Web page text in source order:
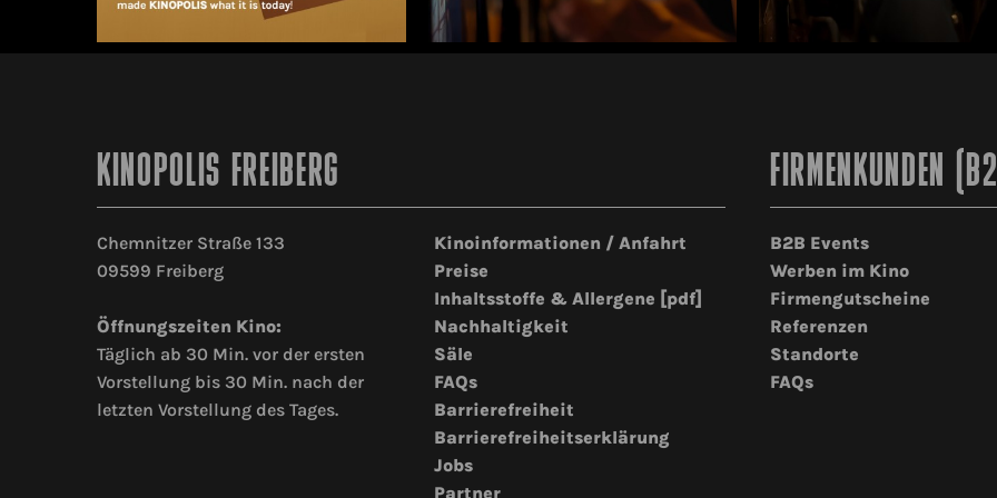
KINOPOLIS FREIBERG
Chemnitzer Straße 133
09599 Freiberg
Öffnungszeiten Kino:
Täglich ab 30 Min. vor der ersten
Vorstellung bis 30 Min. nach der
letzten Vorstellung des Tages.
Kinoinformationen / Anfahrt
Preise
Inhaltsstoffe & Allergene [pdf]
Nachhaltigkeit
Säle
FAQs
Barrierefreiheit
Barrierefreiheitserklärung
Jobs
Partner
FIRMENKUNDEN
B2B Events
Werben im Kino
Firmengutscheine
Referenzen
Standorte
FAQs